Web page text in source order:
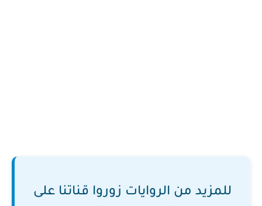
للمزيد من الروايات زوروا قناتنا على